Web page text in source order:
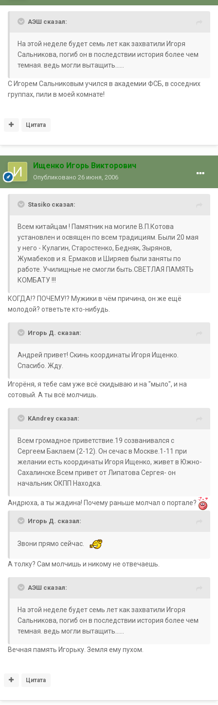
АЭШ сказал:
На этой неделе будет семь лет как захватили Игоря
Сальникова, погиб он в последствии история более чем
темная. ведь могли вытащить......
С Игорем Сальниковым учился в академии ФСБ, в соседних
группах, пили в моей комнате!
Цитата
Ищенко Игорь Викторович
Опубликовано 26 июня, 2006
Stasiko сказал:
Всем китайцам ! Памятник на могиле В.П.Котова
установлен и освящен по всем традициям. Были 20 мая
у него - Кулагин, Старостенко, Бедняк, Зырянов,
Жумабеков и я. Ермаков и Ширяев были заняты по
работе. Училищные не смогли быть.СВЕТЛАЯ ПАМЯТЬ
КОМБАТУ !!!
КОГДА!? ПОЧЕМУ!? Мужики в чём причина, он же ещё
молодой? ответьте кто-нибудь.
Игорь Д. сказал:
Андрей привет! Скинь координаты Игоря Ищенко.
Спасибо. Жду.
Игорёня, я тебе сам уже всё скидываю и на "мыло", и на
сотовый. А ты всё молчишь.
KAndrey сказал:
Всем громадное приветствие.19 созванивался с
Сергеем Баклаем (2-12). Он сечас в Москве.1-11 при
желании есть координаты Игоря Ищенко, живет в Южно-
Сахалинске.Всем привет от Липатова Сергея- он
начальник ОКПП Находка.
Андрюха, а ты жадина! Почему раньше молчал о портале?
Игорь Д. сказал:
Звони прямо сейчас.
А толку? Сам молчишь и никому не отвечаешь.
АЭШ сказал:
На этой неделе будет семь лет как захватили Игоря
Сальникова, погиб он в последствии история более чем
темная. ведь могли вытащить......
Вечная память Игорьку. Земля ему пухом.
Цитата